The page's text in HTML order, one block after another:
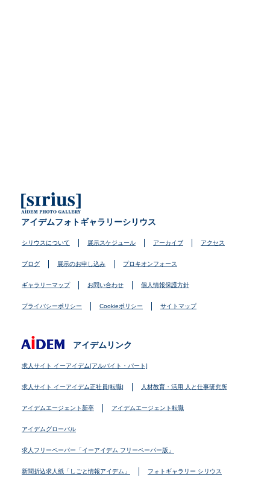
アイデムフォトギャラリーシリウス
シリウスについて 展示スケジュール アーカイブ アクセス
ブログ 展示のお申し込み プロキオンフォース
ギャラリーマップ お問い合わせ 個人情報保護方針
プライバシーポリシー Cookieポリシー サイトマップ
アイデムリンク
求人サイト イーアイデム[アルバイト・パート]
求人サイト イーアイデム正社員[転職] 人材教育・活用 人と仕事研究所
アイデムエージェント新卒 アイデムエージェント転職
アイデムグローバル
求人フリーペーパー「イーアイデム フリーペーパー版」
新聞折込求人紙「しごと情報アイデム」 フォトギャラリー シリウス